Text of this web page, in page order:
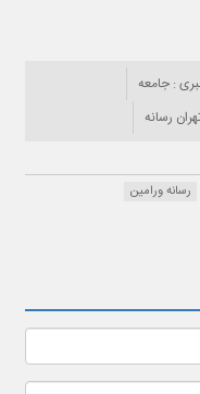
: جامعه
رسانه
رسانه ورامین